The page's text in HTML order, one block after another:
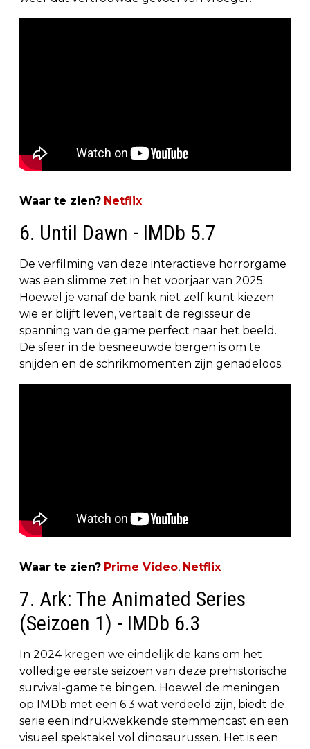
Waar te zien? Netflix
6. Until Dawn - IMDb 5.7
De verfilming van deze interactieve horrorgame
was een slimme zet in het voorjaar van 2025.
Hoewel je vanaf de bank niet zelf kunt kiezen
wie er blijft leven, vertaalt de regisseur de
spanning van de game perfect naar het beeld.
De sfeer in de besneeuwde bergen is om te
snijden en de schrikmomenten zijn genadeloos.
Waar te zien? Prime Video, Netflix
7. Ark: The Animated Series
(Seizoen 1) - IMDb 6.3
In 2024 kregen we eindelijk de kans om het
volledige eerste seizoen van deze prehistorische
survival-game te bingen. Hoewel de meningen
op IMDb met een 6.3 wat verdeeld zijn, biedt de
serie een indrukwekkende stemmencast en een
visueel spektakel vol dinosaurussen. Het is een